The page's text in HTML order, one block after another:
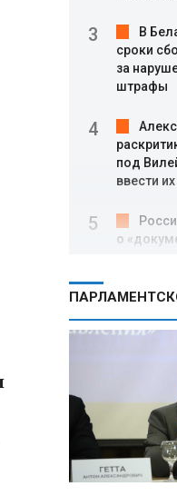
В
сроки
за
штрафы
под
ввести
о
склад
ПВО
над
морем